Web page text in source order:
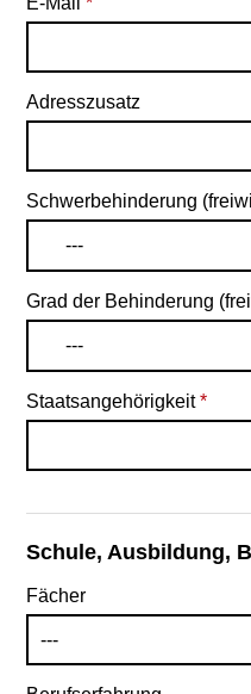
Adresszusatz
Schwerbehinderung
---
Grad der Behinderung
---
Staatsangehörigkeit*
Schule, Ausbildung,
Fächer
---